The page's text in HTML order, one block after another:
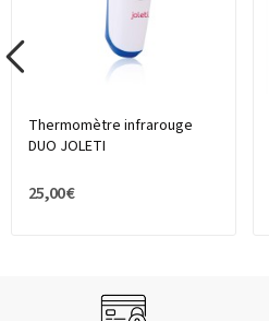
Thermomètre infrarouge
DUO JOLETI
25,00 €